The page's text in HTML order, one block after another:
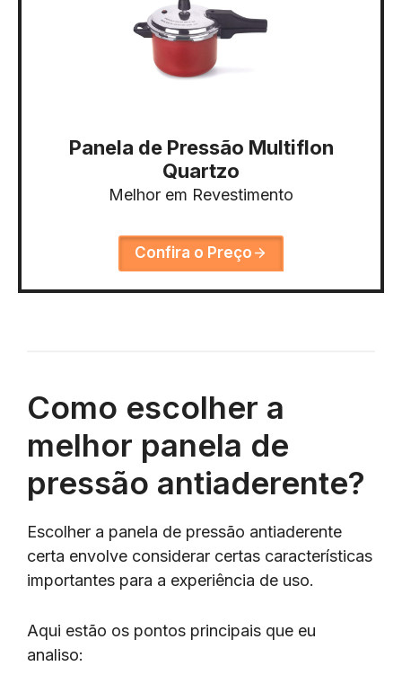
Panela de Pressão Multiflon
Quartzo
Melhor em Revestimento
Confira o Preço
Como escolher a
melhor panela de
pressão antiaderente?
Escolher a panela de pressão antiaderente
certa envolve considerar certas características
importantes para a experiência de uso.
Aqui estão os pontos principais que eu
analiso: